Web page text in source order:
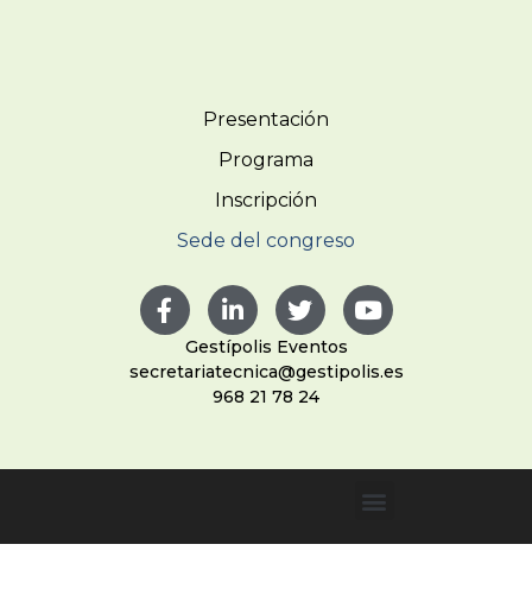
Presentación
Programa
Inscripción
Sede del congreso
Gestípolis Eventos
secretariatecnica@gestipolis.es
968 21 78 24